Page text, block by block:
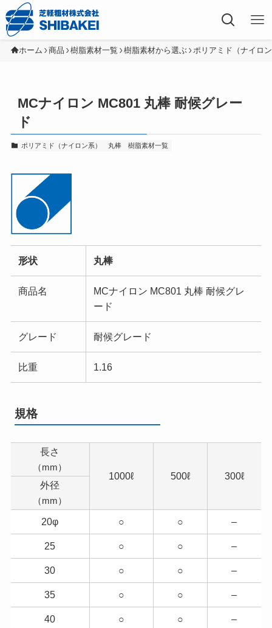
ホーム 商品 樹脂素材一覧 樹脂素材から選ぶ ポリアミド（ナイロ
MCナイロン MC801 丸棒 耐候グレー
ド
ポリアミド（ナイロン系） 丸棒 樹脂素材一覧
形状 丸棒
商品名
MCナイロン MC801 丸棒 耐候グレ
ード
グレード 耐候グレード
比重 1.16
規格
長さ
（mm）
1000ℓ 500ℓ
300ℓ
外径
（mm）
20φ ○ ○ –
25 ○ ○ –
30 ○ ○ –
35 ○ ○ –
40 ○ ○ –